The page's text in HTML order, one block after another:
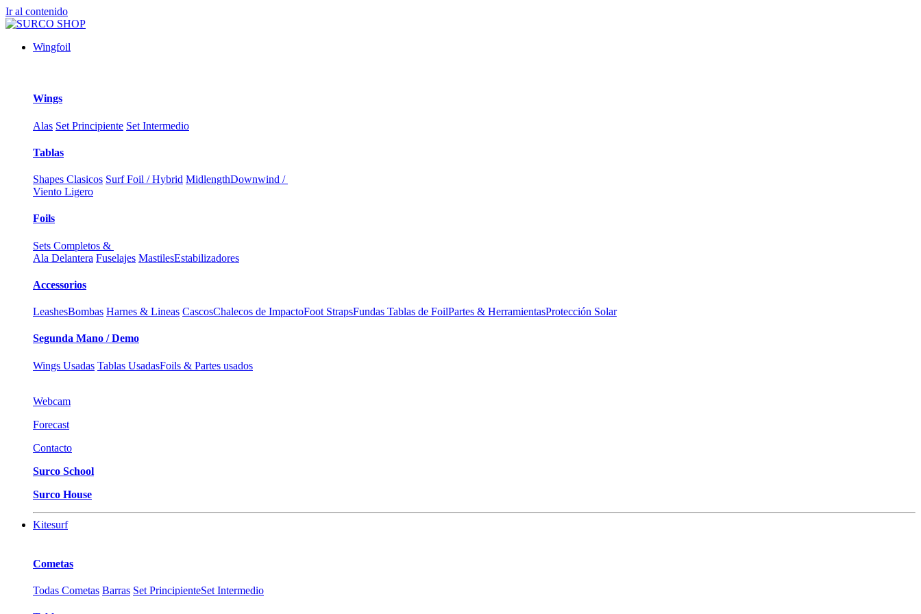
Ir al contenido
Wingfoil
Wings
Alas Set Principiente Set Intermedio
Tablas
Shapes Clasicos Surf Foil / Hybrid MidlengthDownwind /
Viento Ligero
Foils
Sets Completos &
Ala Delantera Fuselajes MastilesEstabilizadores
Accessorios
LeashesBombas Harnes & Lineas CascosChalecos de ImpactoFoot StrapsFundas Tablas de FoilPartes & HerramientasProtección Solar
Segunda Mano / Demo
Wings Usadas Tablas UsadasFoils & Partes usados
Webcam
Forecast
Contacto
Surco School
Surco House
Kitesurf
Cometas
Todas Cometas Barras Set PrincipienteSet Intermedio